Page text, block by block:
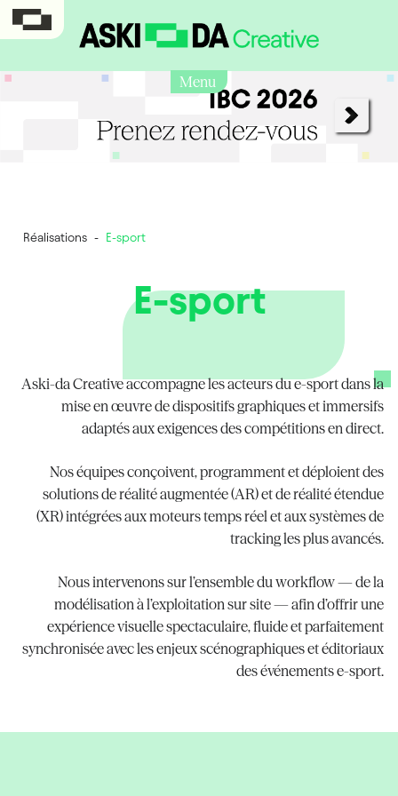
Menu
Réalisations - E-sport
E-sport
Aski-da Creative accompagne les acteurs du e-sport dans la
mise en œuvre de dispositifs graphiques et immersifs
adaptés aux exigences des compétitions en direct.
Nos équipes conçoivent, programment et déploient des
solutions de réalité augmentée (AR) et de réalité étendue
(XR) intégrées aux moteurs temps réel et aux systèmes de
tracking les plus avancés.
Nous intervenons sur l’ensemble du workflow — de la
modélisation à l’exploitation sur site — afin d’offrir une
expérience visuelle spectaculaire, fluide et parfaitement
synchronisée avec les enjeux scénographiques et éditoriaux
des événements e-sport.